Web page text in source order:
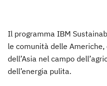
Il programma IBM
le comunità delle Americhe,
dell’Asia nel campo
dell’energia pulita.